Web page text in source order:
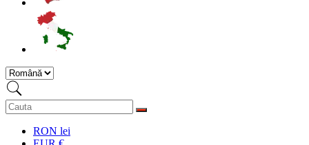
RON lei